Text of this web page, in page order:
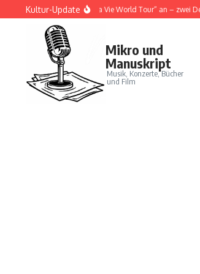
Zum Inhalt springen
Kultur-Update
Cat kündigt „Tour Ma Vie World Tour“ an – zwei
Mikro und
Manuskript
Musik, Konzerte, Bücher
und Film